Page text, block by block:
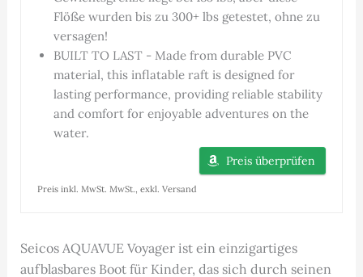
Flöße wurden bis zu 300+ lbs getestet, ohne zu
versagen!
BUILT TO LAST - Made from durable PVC
material, this inflatable raft is designed for
lasting performance, providing reliable stability
and comfort for enjoyable adventures on the
water.
Preis überprüfen
Preis inkl. MwSt. MwSt., exkl. Versand
Seicos AQUAVUE Voyager ist ein einzigartiges
aufblasbares Boot für Kinder, das sich durch seinen